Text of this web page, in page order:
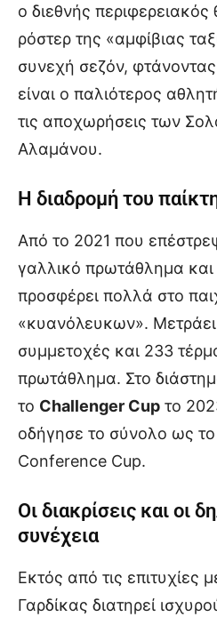
ο διεθνής περιφερειακός
ρόστερ της «αμφίβιας
συνεχή σεζόν,
είναι ο παλιότερος
τις αποχωρήσεις των
Αλαμάνου.
Η διαδρομή του
Από το 2021 που
γαλλικό πρωτάθλημα και
προσφέρει πολλά στο
«κυανόλευκων».
συμμετοχές και 233
πρωτάθλημα. Στο
το Challenger Cup το
οδήγησε το σύνολο ως
Conference Cup.
Οι διακρίσεις και οι
συνέχεια
Εκτός από τις επιτυχίες
Γαρδίκας διατηρεί